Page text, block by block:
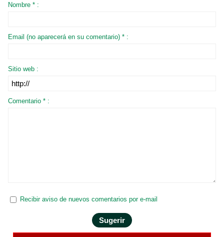
Nombre * :
Email (no aparecerá en su comentario) * :
Sitio web :
Comentario * :
Recibir aviso de nuevos comentarios por e-mail